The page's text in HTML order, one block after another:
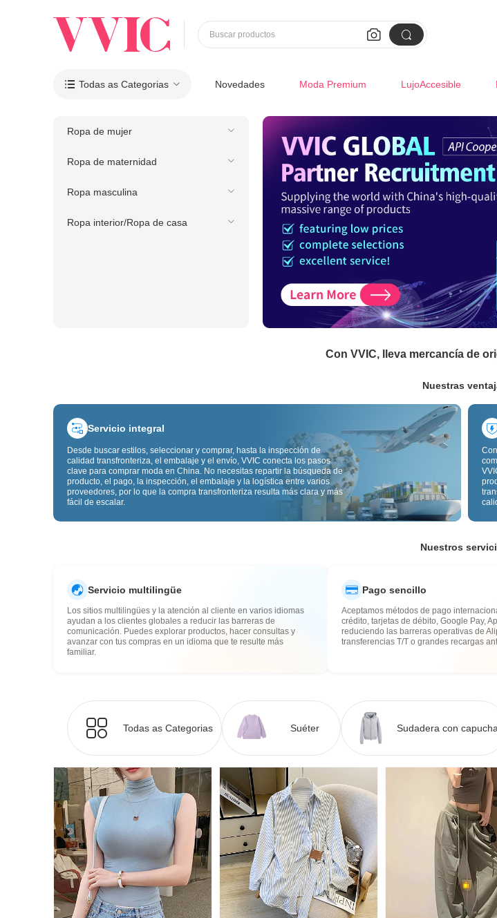
 
Buscar productos
 Todas as Categorias Novedades Moda Premium LujoAccesible
Ropa de mujer
Ropa de maternidad
Ropa masculina
Ropa interior/Ropa de casa
Con VVIC, lleva mercancía de
Nuestras
Servicio integral
Desde buscar estilos, seleccionar y comprar, hasta la inspección de
calidad transfronteriza, el embalaje y el envío, VVIC conecta los pasos
clave para comprar moda en China. No necesitas repartir la búsqueda de
producto, el pago, la inspección, el embalaje y la logística entre varios
proveedores, por lo que la compra transfronteriza resulta más clara y más
fácil de escalar.
Nuestros
Servicio multilingüe
Los sitios multilingües y la atención al cliente en varios idiomas
ayudan a los clientes globales a reducir las barreras de
comunicación. Puedes explorar productos, hacer consultas y
avanzar con tus compras en un idioma que te resulte más
familiar.
Pago sencillo
Aceptamos métodos de pago
crédito, tarjetas de débito, Google Pay,
reduciendo las barreras operativas de
transferencias T/T o grandes recargas
Todas as Categorias Suéter Sudadera con capucha